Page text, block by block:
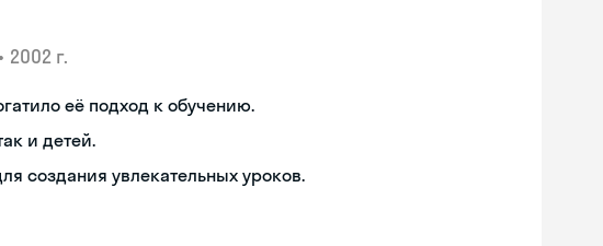
• 2002 г.
её подход к обучению.
и детей.
создания увлекательных уроков.